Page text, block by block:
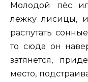
Молодой пёс
лёжку лисицы,
распутать
то сюда он
затянется,
место,